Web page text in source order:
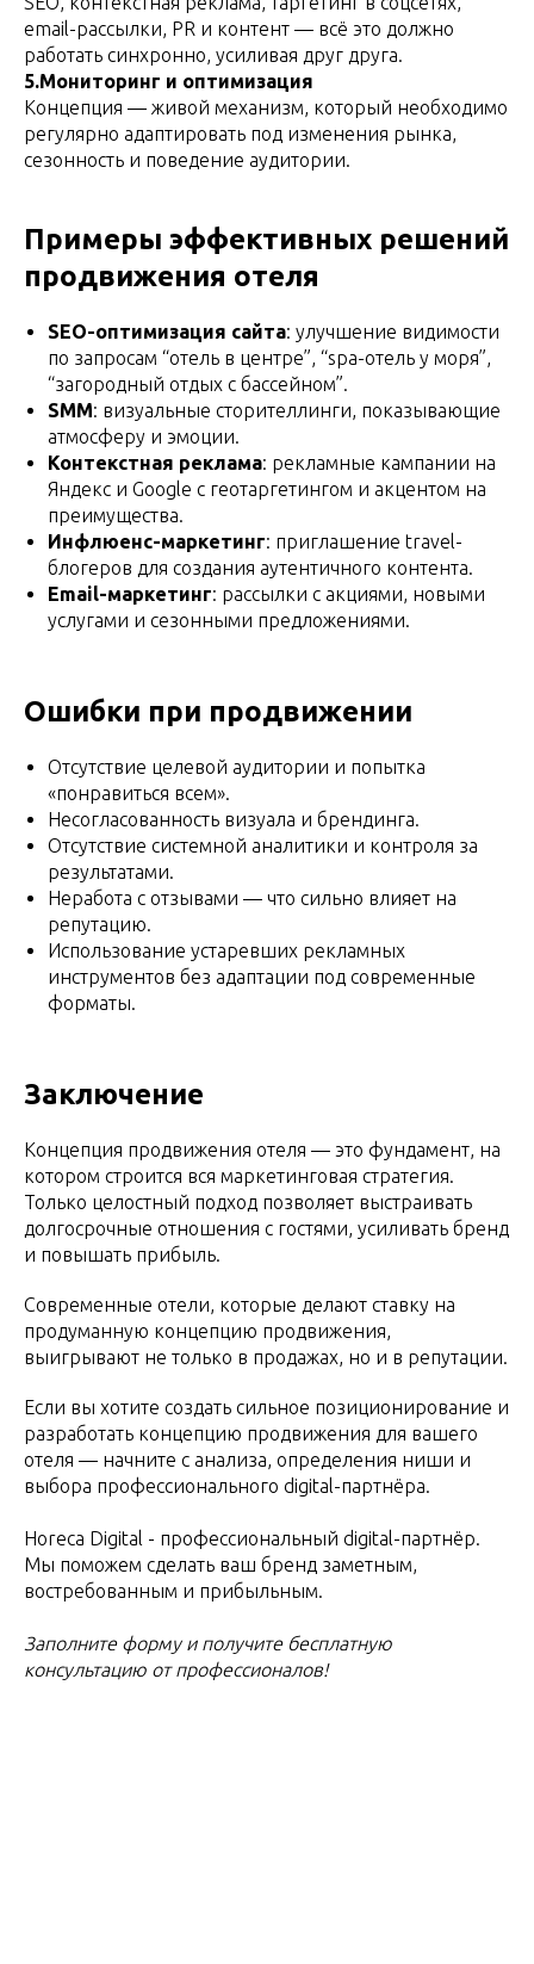
email-рассылки, PR и контент — всё это должно
работать синхронно, усиливая друг друга.
5.Мониторинг и оптимизация
Концепция — живой механизм, который необходимо
регулярно адаптировать под изменения рынка,
сезонность и поведение аудитории.
Примеры эффективных решений
продвижения отеля
SEO-оптимизация сайта: улучшение видимости
по запросам “отель в центре”, “spa-отель у моря”,
“загородный отдых с бассейном”.
SMM: визуальные сторителлинги, показывающие
атмосферу и эмоции.
Контекстная реклама: рекламные кампании на
Яндекс и Google с геотаргетингом и акцентом на
преимущества.
Инфлюенс-маркетинг: приглашение travel-
блогеров для создания аутентичного контента.
Email-маркетинг: рассылки с акциями, новыми
услугами и сезонными предложениями.
Ошибки при продвижении
Отсутствие целевой аудитории и попытка
«понравиться всем».
Несогласованность визуала и брендинга.
Отсутствие системной аналитики и контроля за
результатами.
Неработа с отзывами — что сильно влияет на
репутацию.
Использование устаревших рекламных
инструментов без адаптации под современные
форматы.
Заключение
Концепция продвижения отеля — это фундамент, на
котором строится вся маркетинговая стратегия.
Только целостный подход позволяет выстраивать
долгосрочные отношения с гостями, усиливать бренд
и повышать прибыль.
Современные отели, которые делают ставку на
продуманную концепцию продвижения,
выигрывают не только в продажах, но и в репутации.
Если вы хотите создать сильное позиционирование и
разработать концепцию продвижения для вашего
отеля — начните с анализа, определения ниши и
выбора профессионального digital-партнёра.
Horeca Digital - профессиональный digital-партнёр.
Мы поможем сделать ваш бренд заметным,
востребованным и прибыльным.
Заполните форму и получите бесплатную
консультацию от профессионалов!